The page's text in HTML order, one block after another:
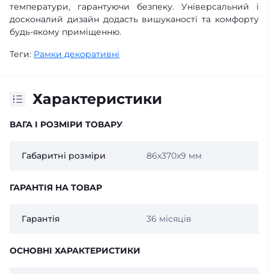
температури, гарантуючи безпеку. Універсальний і
досконалий дизайн додасть вишуканості та комфорту
будь-якому приміщенню.
Теги: Рамки декоративні
Характеристики
ВАГА І РОЗМІРИ ТОВАРУ
Габаритні розміри 86х370х9 мм
ГАРАНТІЯ НА ТОВАР
Гарантія 36 місяців
ОСНОВНІ ХАРАКТЕРИСТИКИ